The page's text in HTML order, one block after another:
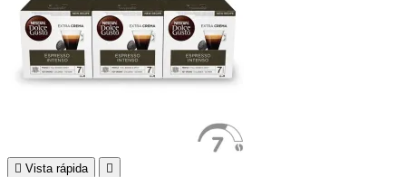
 Vista rápida 